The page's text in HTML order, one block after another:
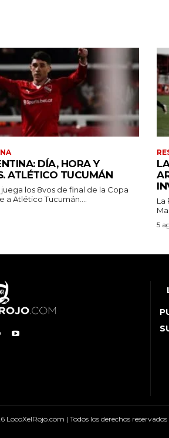
DÍA, HORA Y
ATLÉTICO TUCUMÁN
los 8vos de final de la Copa
Atlético Tucumán....
La
5
| Todos los derechos reservados